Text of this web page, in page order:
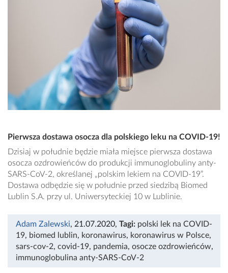
Pierwsza dostawa osocza dla polskiego leku na COVID-19!
Dzisiaj w południe będzie miała miejsce pierwsza dostawa
osocza ozdrowieńców do produkcji immunoglobuliny anty-
SARS-CoV-2, określanej „polskim lekiem na COVID-19”.
Dostawa odbędzie się w południe przed siedzibą Biomed
Lublin S.A. przy ul. Uniwersyteckiej 10 w Lublinie.
Adam Zalewski, 21.07.2020, Tagi: polski lek na COVID-
19, biomed lublin, koronawirus, koronawirus w Polsce,
sars-cov-2, covid-19, pandemia, osocze ozdrowieńców,
immunoglobulina anty-SARS-CoV-2